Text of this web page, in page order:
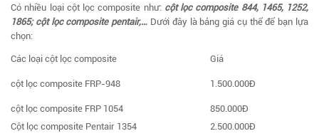
Có nhiều loại cột lọc composite như: cột lọc composite 844, 1465, 1252,
1865; cột lọc composite pentair,… Dưới đây là bảng giá cụ thể để bạn lựa
chọn:
Các loại cột lọc composite Giá
cột lọc composite FRP-948 1.500.000Đ
cột lọc composite FRP 1054
850.000Đ
Cột lọc composite Pentair 1354
2.500.000Đ